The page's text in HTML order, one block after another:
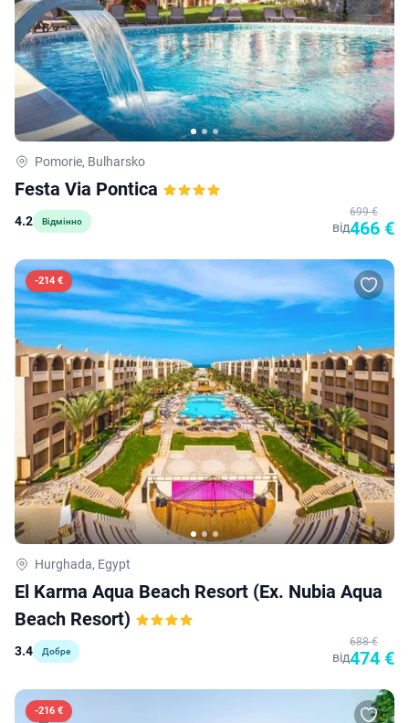
Pomorie, Bulharsko
Festa Via Pontica
4.2 Відмінно від
699 €
466 €
-214 €
Hurghada, Egypt
El Karma Aqua Beach Resort (ex. Nubia Aqua
Beach Resort)
3.4 Добре від
688 €
474 €
-216 €